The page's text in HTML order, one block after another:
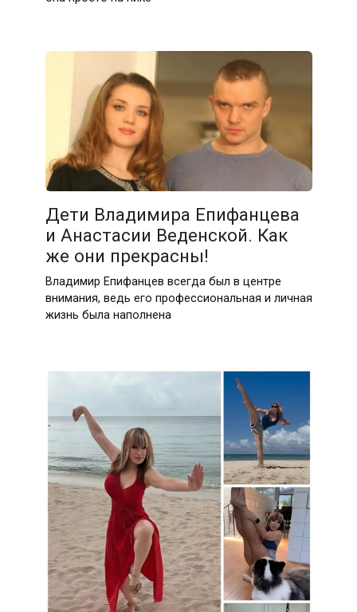
Дети Владимира Епифанцева
и Анастасии Веденской. Как
же они прекрасны!
Владимир Епифанцев всегда был в центре
внимания, ведь его профессиональная и личная
жизнь была наполнена